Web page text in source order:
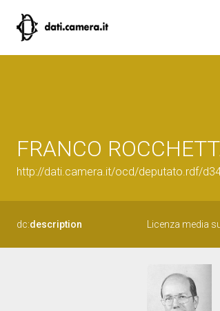
FRANCO
http://dati.camera.it/ocd/deputato.rdf/
dc:description Licenza media